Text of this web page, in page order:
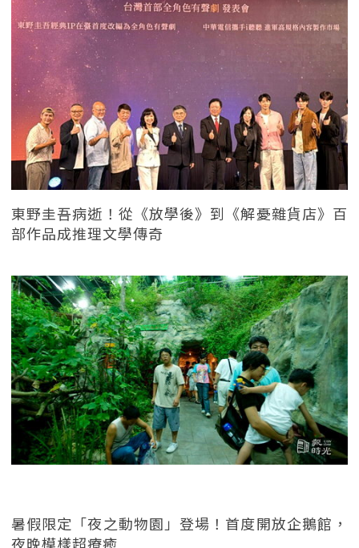
東野圭吾病逝！從《放學後》到《解憂雜貨店》百
部作品成推理文學傳奇
暑假限定「夜之動物園」登場！首度開放企鵝館，
夜晚模樣超療癒